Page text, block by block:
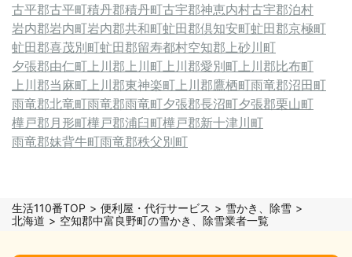
古平郡古平町積丹郡積丹町古宇郡神恵内村古宇郡泊村
岩内郡岩内町岩内郡共和町虻田郡倶知安町虻田郡京極町
虻田郡喜茂別町虻田郡留寿都村空知郡上砂川町
夕張郡由仁町 上川郡上川町 上川郡愛別町 上川郡比布町
上川郡当麻町 上川郡東神楽町 上川郡鷹栖町雨竜郡沼田町
雨竜郡北竜町雨竜郡雨竜町夕張郡長沼町夕張郡栗山町
樺戸郡月形町樺戸郡浦臼町樺戸郡新十津川町
雨竜郡妹背牛町雨竜郡秩父別町
生活110番TOP 便利屋・代行サービス
雪かき、除雪
北海道
空知郡中富良野町の雪かき、除雪業者一覧